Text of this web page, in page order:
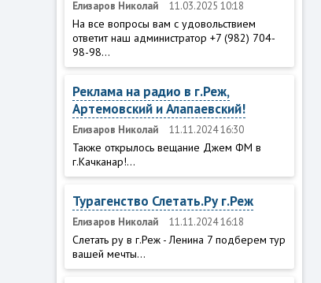
Елизаров Николай 11.03.2025 10:18
На все вопросы вам с удовольствием
ответит наш администратор +7 (982) 704-
98-98...
Реклама на радио в г.Реж,
Артемовский и Алапаевский!
Елизаров Николай 11.11.2024 16:30
Также открылось вещание Джем ФМ в
г.Качканар!...
Турагенство Слетать.Ру г.Реж
Елизаров Николай 11.11.2024 16:18
Слетать ру в г.Реж - Ленина 7 подберем тур
вашей мечты...